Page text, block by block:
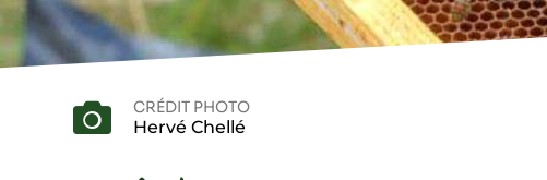
CRÉDIT PHOTO
Hervé Chellé